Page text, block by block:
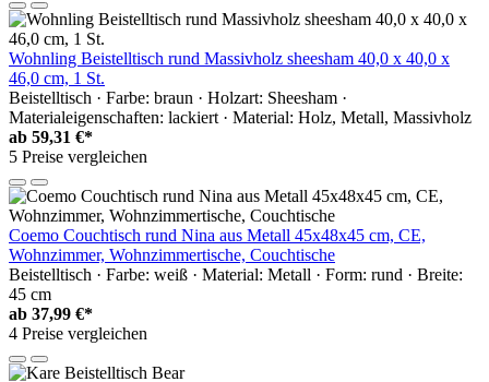
Wohnling Beistelltisch rund Massivholz sheesham 40,0 x 40,0 x
46,0 cm, 1 St.
Beistelltisch · Farbe: braun · Holzart: Sheesham ·
Materialeigenschaften: lackiert · Material: Holz, Metall, Massivholz
ab 59,31 €*
5 Preise vergleichen
Coemo Couchtisch rund Nina aus Metall 45x48x45 cm, CE,
Wohnzimmer, Wohnzimmertische, Couchtische
Beistelltisch · Farbe: weiß · Material: Metall · Form: rund · Breite:
45 cm
ab 37,99 €*
4 Preise vergleichen